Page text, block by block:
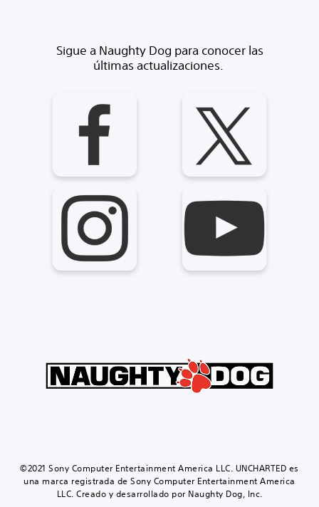
Sigue a Naughty Dog para conocer las
últimas actualizaciones.
©2021 Sony Computer Entertainment America LLC. UNCHARTED es
una marca registrada de Sony Computer Entertainment America
LLC. Creado y desarrollado por Naughty Dog, Inc.